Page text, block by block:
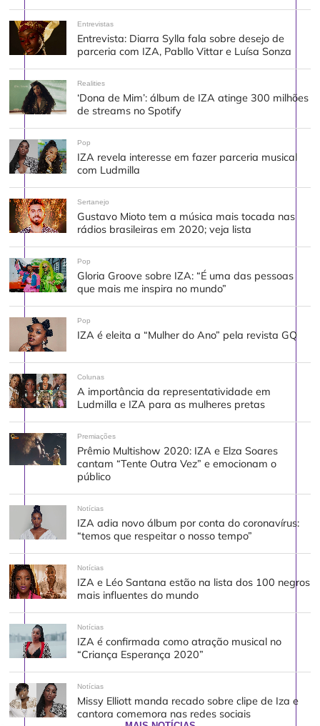
Entrevistas
Entrevista: Diarra Sylla fala sobre desejo de
parceria com IZA, Pabllo Vittar e Luísa Sonza
Realities
‘Dona de Mim’: álbum de IZA atinge 300 milhões
de streams no Spotify
Pop
IZA revela interesse em fazer parceria musical
com Ludmilla
Sertanejo
Gustavo Mioto tem a música mais tocada nas
rádios brasileiras em 2020; veja lista
Pop
Gloria Groove sobre IZA: “É uma das pessoas
que mais me inspira no mundo”
Pop
IZA é eleita a “Mulher do Ano” pela revista GQ
Colunas
A importância da representatividade em
Ludmilla e IZA para as mulheres pretas
Premiações
Prêmio Multishow 2020: IZA e Elza Soares
cantam “Tente Outra Vez” e emocionam o
público
Notícias
IZA adia novo álbum por conta do coronavírus:
“temos que respeitar o nosso tempo”
Notícias
IZA e Léo Santana estão na lista dos 100 negros
mais influentes do mundo
Notícias
IZA é confirmada como atração musical no
“Criança Esperança 2020”
Notícias
Missy Elliott manda recado sobre clipe de Iza e
cantora comemora nas redes sociais